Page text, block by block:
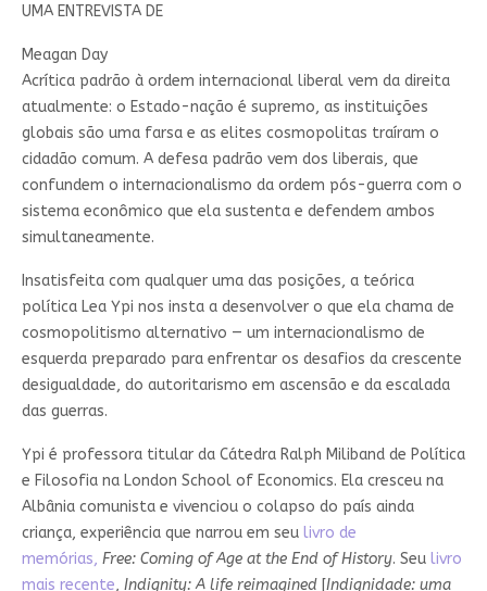
UMA ENTREVISTA DE
Meagan Day
Acrítica padrão à ordem internacional liberal vem da direita
atualmente: o Estado-nação é supremo, as instituições
globais são uma farsa e as elites cosmopolitas traíram o
cidadão comum. A defesa padrão vem dos liberais, que
confundem o internacionalismo da ordem pós-guerra com o
sistema econômico que ela sustenta e defendem ambos
simultaneamente.
Insatisfeita com qualquer uma das posições, a teórica
política Lea Ypi nos insta a desenvolver o que ela chama de
cosmopolitismo alternativo — um internacionalismo de
esquerda preparado para enfrentar os desafios da crescente
desigualdade, do autoritarismo em ascensão e da escalada
das guerras.
Ypi é professora titular da Cátedra Ralph Miliband de Política
e Filosofia na London School of Economics. Ela cresceu na
Albânia comunista e vivenciou o colapso do país ainda
criança, experiência que narrou em seu livro de
memórias, Free: Coming of Age at the End of History. Seu livro
mais recente, Indignity: A life reimagined[Indignidade: uma